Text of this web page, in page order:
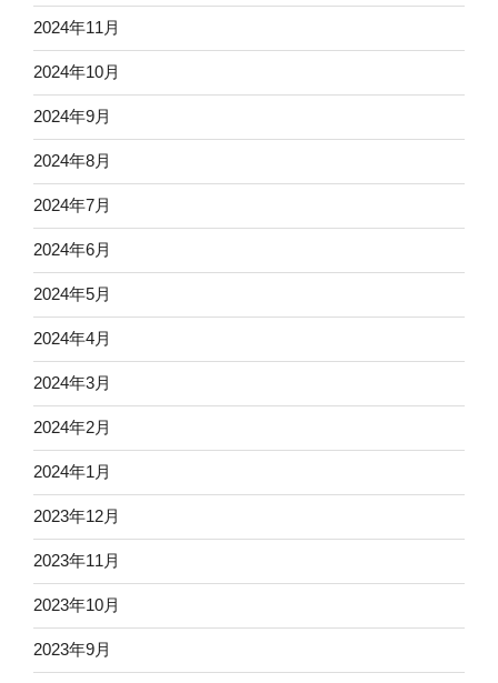
2024年11月
2024年10月
2024年9月
2024年8月
2024年7月
2024年6月
2024年5月
2024年4月
2024年3月
2024年2月
2024年1月
2023年12月
2023年11月
2023年10月
2023年9月